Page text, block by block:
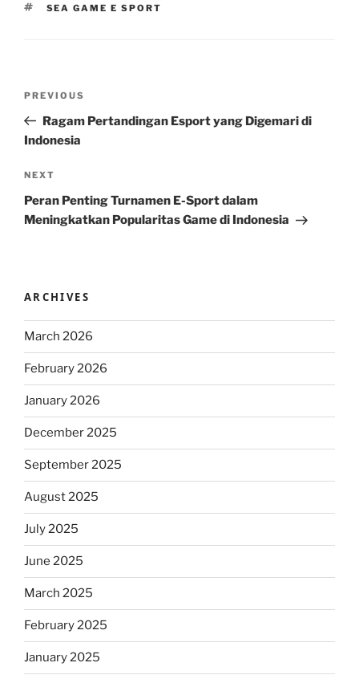
TAGS
SEA GAME E SPORT
Previous
Post
PREVIOUS
Ragam Pertandingan Esport yang Digemari di
Indonesia
Next
Post
NEXT
Peran Penting Turnamen E-Sport dalam
Meningkatkan Popularitas Game di Indonesia
ARCHIVES
March 2026
February 2026
January 2026
December 2025
September 2025
August 2025
July 2025
June 2025
March 2025
February 2025
January 2025